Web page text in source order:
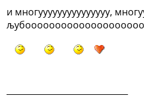
и многууууууууууууууу,